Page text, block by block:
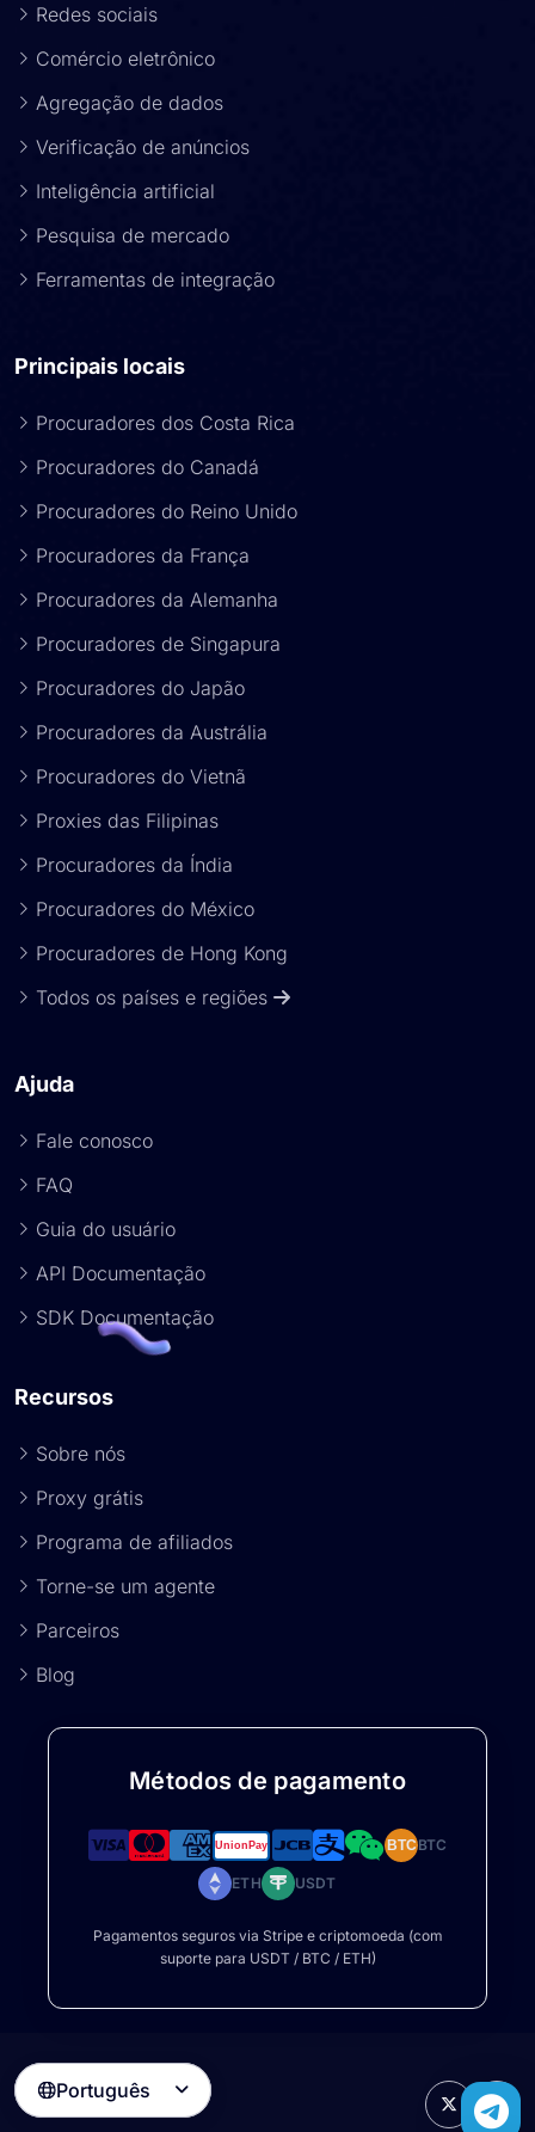
Redes sociais
Comércio eletrônico
Agregação de dados
Verificação de anúncios
Inteligência artificial
Pesquisa de mercado
Ferramentas de integração
Principais locais
Procuradores dos Costa Rica
Procuradores do Canadá
Procuradores do Reino Unido
Procuradores da França
Procuradores da Alemanha
Procuradores de Singapura
Procuradores do Japão
Procuradores da Austrália
Procuradores do Vietnã
Proxies das Filipinas
Procuradores da Índia
Procuradores do México
Procuradores de Hong Kong
Todos os países e regiões
Ajuda
Fale conosco
FAQ
Guia do usuário
API Documentação
SDK Documentação
Recursos
Sobre nós
Proxy grátis
Programa de afiliados
Torne-se um agente
Parceiros
Blog
Métodos de pagamento
BTCBTC
ETH USDT
Pagamentos seguros via Stripe e criptomoeda (com
suporte para USDT / BTC / ETH)
Português 